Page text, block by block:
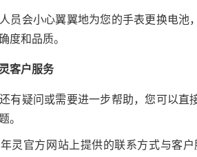
员会小心翼翼地为您的手表更换电
度和品质。
客户服务
有疑问或需要进一步帮助，您可以
。
灵官方网站上提供的联系方式与客